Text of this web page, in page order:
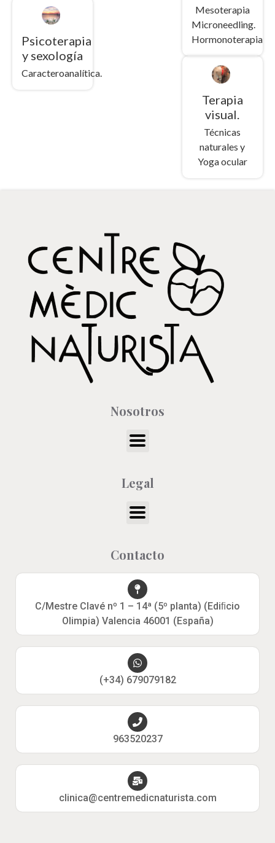
Psicoterapia
y sexología
Caracteroanalítica.
Mesoterapia
Microneedling.
Hormonoterapia
Terapia
visual.
Técnicas
naturales y
Yoga ocular
Nosotros
Legal
Contacto
C/Mestre Clavé nº 1 – 14ª (5º planta) (Ediﬁcio
Olimpia) Valencia 46001 (España)
(+34) 679079182
963520237
clinica@centremedicnaturista.com